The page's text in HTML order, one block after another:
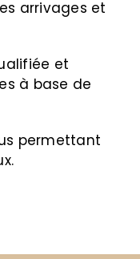
arrivages et
et
à base de
permettant